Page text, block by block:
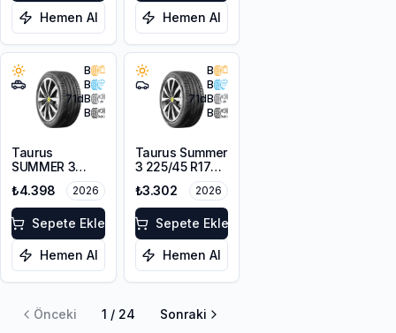
Hemen Al Hemen Al
B
B
71dB
B
Taurus
SUMMER 3
215/55R18 99V
XL
₺4.398 2026
Sepete Ekle
Hemen Al
B
B
71dB
B
Taurus Summer
3 225/45 R17
₺3.302 2026
Sepete Ekle
Hemen Al
Önceki 1 / 24 Sonraki